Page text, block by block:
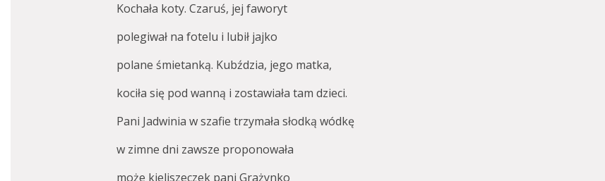
Kochała koty. Czaruś, jej faworyt
polegiwał na fotelu i lubił jajko
polane śmietanką. Kubździa, jego matka,
kociła się pod wanną i zostawiała tam dzieci.
Pani Jadwinia w szafie trzymała słodką wódkę
w zimne dni zawsze proponowała
może kieliszeczek pani Grażynko